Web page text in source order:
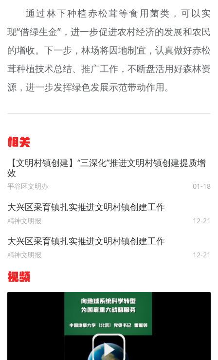
通过林下种植赤松茸等食用菌类，可以实
现“借绿生金”，进一步促进农村经济的发展和农民
的增收。下一步，林场将因地制宜，认真做好赤松
茸种植技术总结、推广工作，不断盘活用好森林资
源，进一步发挥绿色发展示范带动作用。
相关
【文明村镇创建】“三深化”推进文明村镇创建提质增
效
平谷区文明办 01-18
大兴区采育镇扎实推进文明村镇创建工作
精神文明报 12-21
大兴区采育镇扎实推进文明村镇创建工作
精神文明报 12-21
视频